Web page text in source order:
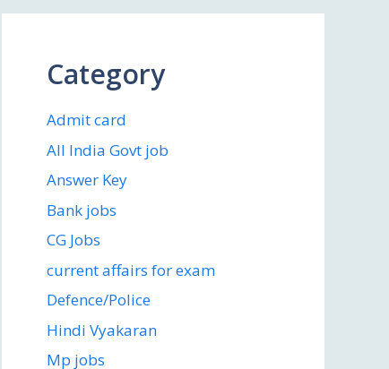
Category
Admit card
All India Govt job
Answer Key
Bank jobs
CG Jobs
current affairs for exam
Defence/Police
Hindi Vyakaran
Mp jobs